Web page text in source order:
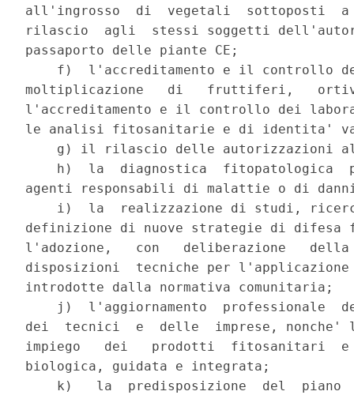
all'ingrosso  di  vegetali  sottoposti
rilascio  agli  stessi soggetti
passaporto delle piante CE;
f)  l'accreditamento e il controllo
moltiplicazione   di   fruttiferi,   ortive
l'accreditamento e il controllo dei
le analisi fitosanitarie e di identita'
g) il rilascio delle autorizzazioni
h)  la  diagnostica  fitopatologica
agenti responsabili di malattie o di
i)  la  realizzazione di studi,
definizione di nuove strategie di
l'adozione,   con   deliberazione
disposizioni  tecniche per l'applicazione
introdotte dalla normativa comunitaria;
j)  l'aggiornamento  professionale
dei  tecnici  e  delle  imprese, nonche'
impiego   dei   prodotti  fitosanitari
biologica, guidata e integrata;
k)   la  predisposizione  del  piano